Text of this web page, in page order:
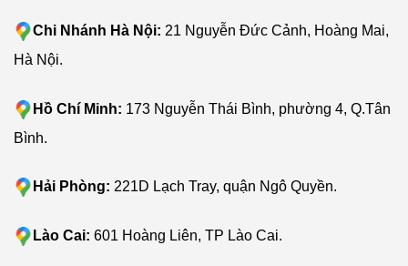
Chi Nhánh Hà Nội: 21 Nguyễn Đức Cảnh, Hoàng Mai,
Hà Nội.
Hồ Chí Minh: 173 Nguyễn Thái Bình, phường 4, Q.Tân
Bình.
Hải Phòng: 221D Lạch Tray, quận Ngô Quyền.
Lào Cai: 601 Hoàng Liên, TP Lào Cai.